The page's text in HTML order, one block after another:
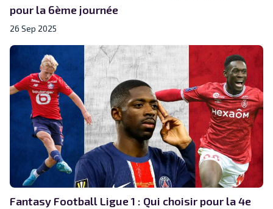
pour la 6ème journée
26 Sep 2025
Fantasy Football Ligue 1 : Qui choisir pour la 4e